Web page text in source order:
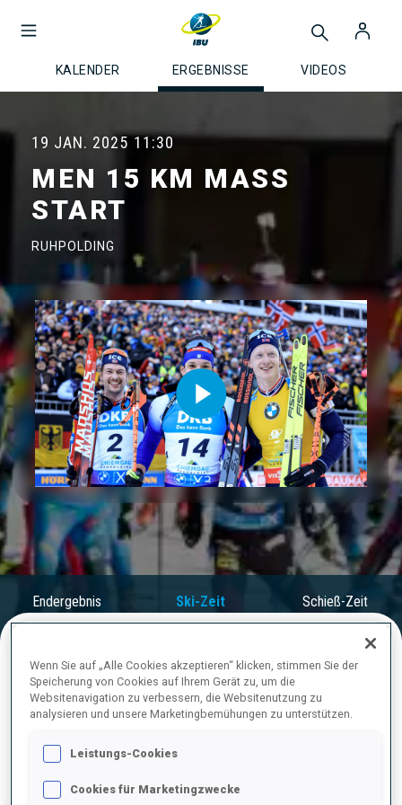
KALENDER ERGEBNISSE VIDEOS
19 JAN. 2025 11:30
MEN 15 KM MASS
START
RUHPOLDING
Play
Video
Endergebnis Ski-Zeit Schieß-Zeit
ENDERGEBNISE – SKI-ZEIT
1 1 J. BOE
NOR
Wenn Sie auf „Alle Cookies akzeptieren“ klicken, stimmen Sie der
Speicherung von Cookies auf Ihrem Gerät zu, um die
Websitenavigation zu verbessern, die Websitenutzung zu
analysieren und unsere Marketingbemühungen zu unterstützen.
Leistungs-Cookies
Cookies für Marketingzwecke